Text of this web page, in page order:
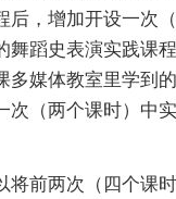
后，增加开设一次
舞蹈史表演实践课
多媒体教室里学到
次（两个课时）中
前两次（四个课时